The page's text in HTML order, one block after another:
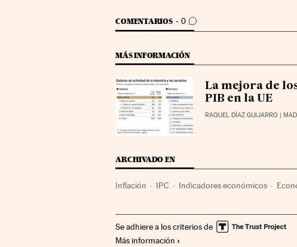
COMENTARIOS 0
IR A LOS COMENTARIOS
MÁS INFORMACIÓN
La mejora de
PIB en la UE
RAQUEL DÍAZ GUIJARRO |
ARCHIVADO EN
Inflación IPC Indicadores económicos
Se adhiere a los criterios de
Más información